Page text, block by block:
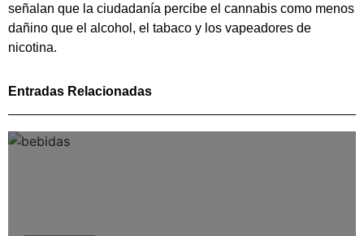
señalan que la ciudadanía percibe el cannabis como menos
dañino que el alcohol, el tabaco y los vapeadores de
nicotina.
Entradas Relacionadas